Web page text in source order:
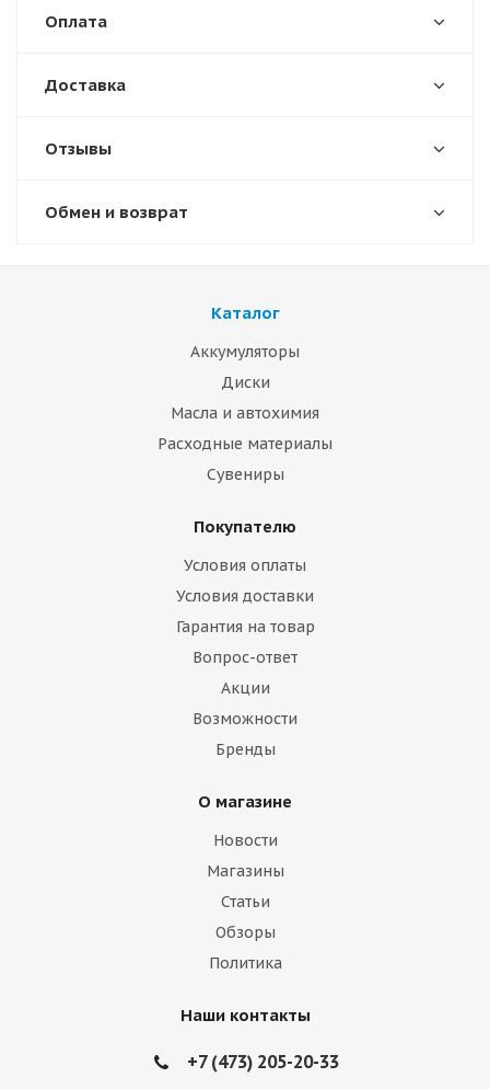
Оплата
Доставка
Отзывы
Обмен и возврат
Каталог
Аккумуляторы
Диски
Масла и автохимия
Расходные материалы
Сувениры
Покупателю
Условия оплаты
Условия доставки
Гарантия на товар
Вопрос-ответ
Акции
Возможности
Бренды
О магазине
Новости
Магазины
Статьи
Обзоры
Политика
Наши контакты
+7 (473) 205-20-33